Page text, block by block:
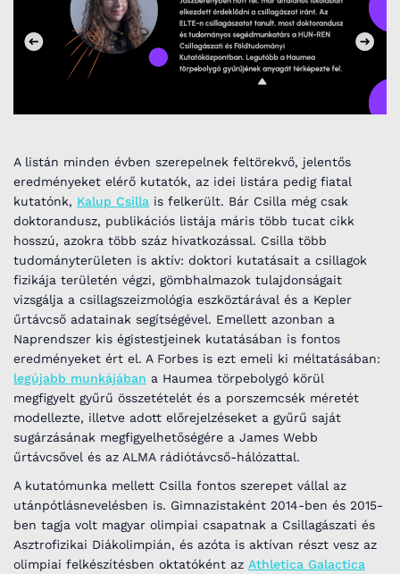
A listán minden évben szerepelnek feltörekvő, jelentős
eredményeket elérő kutatók, az idei listára pedig fiatal
kutatónk, Kalup Csilla is felkerült. Bár Csilla még csak
doktorandusz, publikációs listája máris több tucat cikk
hosszú, azokra több száz hivatkozással. Csilla több
tudományterületen is aktív: doktori kutatásait a csillagok
fizikája területén végzi, gömbhalmazok tulajdonságait
vizsgálja a csillagszeizmológia eszköztárával és a Kepler
űrtávcső adatainak segítségével. Emellett azonban a
Naprendszer kis égistestjeinek kutatásában is fontos
eredményeket ért el. A Forbes is ezt emeli ki méltatásában:
legújabb munkájában a Haumea törpebolygó körül
megfigyelt gyűrű összetételét és a porszemcsék méretét
modellezte, illetve adott előrejelzéseket a gyűrű saját
sugárzásának megfigyelhetőségére a James Webb
űrtávcsővel és az ALMA rádiótávcső-hálózattal.
A kutatómunka mellett Csilla fontos szerepet vállal az
utánpótlásnevelésben is. Gimnazistaként 2014-ben és 2015-
ben tagja volt magyar olimpiai csapatnak a Csillagászati és
Asztrofizikai Diákolimpián, és azóta is aktívan részt vesz az
olimpiai felkészítésben oktatóként az Athletica Galactica